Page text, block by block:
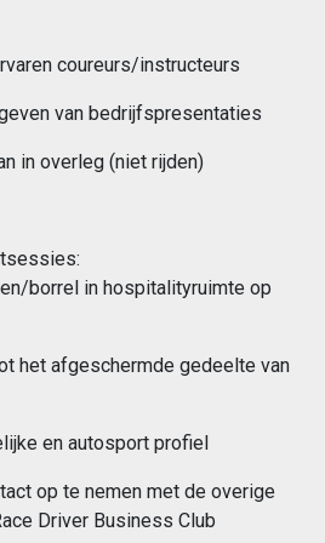
coureurs/instructeurs
van bedrijfspresentaties
in overleg (niet rijden)
borrel in hospitalityruimte op
het afgeschermde gedeelte van
en autosport profiel
op te nemen met de overige
Driver Business Club